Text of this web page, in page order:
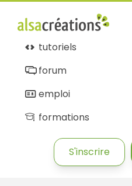
tutoriels
forum
emploi
formations
S'inscrire